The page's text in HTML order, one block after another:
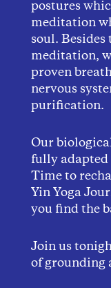
postures
meditation
soul. Besides
meditation,
proven
nervous
purification.
Our
fully adapted
Time to
Yin Yoga
you find the
Join us
of grounding